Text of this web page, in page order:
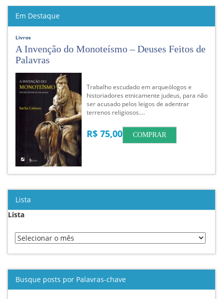
Em Destaque
Livros
A Invenção do Monoteísmo – Deuses Feitos de
Palavras
Trabalho escudado em arqueólogos e
historiadores etnicamente judeus, para não
ser acusado pelos leigos de adentrar
terrenos religiosos.…
R$ 75,00 COMPRAR
Lista
Lista
Busque posts por Palavras-chave